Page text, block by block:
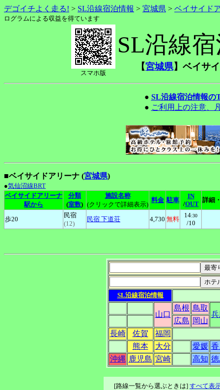
デゴイチよく走る! > SL沿線宿泊情報 > 宮城県 > ベイサイド
ログラムによる収益を得ています
スマホ版
SL沿線
【宮城県】ベイサ
● SL沿線宿泊情報の
● ご利用上の注意、
■ベイサイドアリーナ (宮城県)
●気仙沼線BRT
ベイサイドアリーナ
駅から
分類
(室数)
施設名称
(クリックで詳細表示)
料金 駐車
IN
/OUT
詳細
歩20
民宿
(12)
民宿 下道荘 4,730 無料
14:30
/10
SL沿線宿泊情報
山口
島根 鳥取
広島 岡山
長崎
佐賀
福岡
熊本
大分 愛媛
沖縄 鹿児島 宮崎 高知
[路線一覧から選ぶときは] すべて表